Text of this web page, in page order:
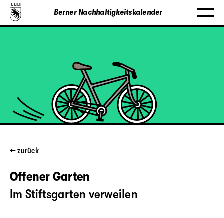
Berner Nachhaltigkeitskalender
←zurück
Offener Garten
Im Stiftsgarten verweilen